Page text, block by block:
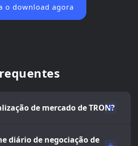
o download agora
de mercado de TRON?
diário de negociação de